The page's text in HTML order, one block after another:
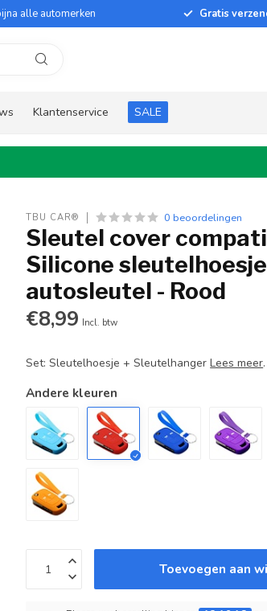
alle automerken Gratis
Klantenservice SALE
TBU CAR® 0 beoordelingen
Sleutel cover
Silicone
autosleutel - Rood
€8,99 Incl. btw
Set: Sleutelhoesje + SleutelhangerLees meer.
Andere kleuren
Toevoegen aan